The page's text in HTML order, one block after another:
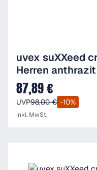
uvex suXXeed
Herren anthrazit
Verkaufspreis:
87,89 €
UVP98,00 € -10%
inkl. MwSt.